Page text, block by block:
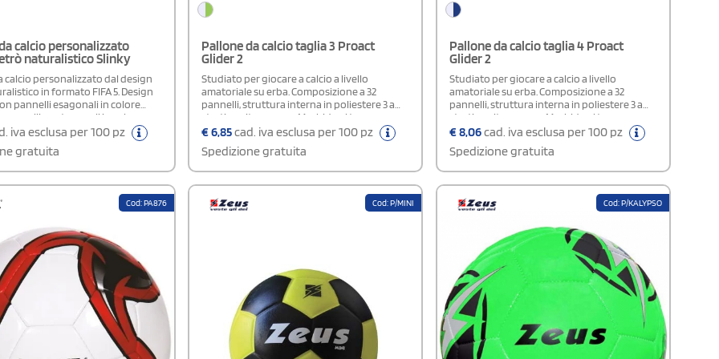
calcio personalizzato
naturalistico Slinky
calcio personalizzato dal design
in formato FIFA 5. Design
pannelli esagonali in colore
pannelli pentagonali in colore
in un sacchetto
iva esclusa per 100 pz
gratuita
Pallone da calcio taglia 3 Proact
Glider 2
Studiato per giocare a calcio a livello
amatoriale su erba. Composizione a 32
pannelli, struttura interna in poliestere 3 a
strati, cucito a mano. Morbido al tocco per un
maggior comfort, rivestimento esterno
€6,85cad. iva esclusa per 100 pz
Spedizione gratuita
Pallone da calcio taglia 4 Proact
Glider 2
Studiato per giocare a calcio a livello
amatoriale su erba. Composizione a 32
pannelli, struttura interna in poliestere 3 a
strati, cucito a mano. Morbido al tocco per un
maggior comfort, rivestimento esterno
brillante in PVC. Per bambini dai 7 ai 12 anni
€8,06cad. iva esclusa per 100 pz
Spedizione gratuita
Cod: PA876 Cod: P/MINI Cod: P/KALYPSO